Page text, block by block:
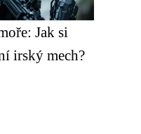
Jak si
irský mech?